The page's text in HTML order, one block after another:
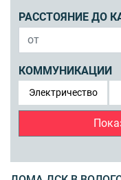
РАССТОЯНИЕ ДО
КОММУНИКАЦИИ
Электричество